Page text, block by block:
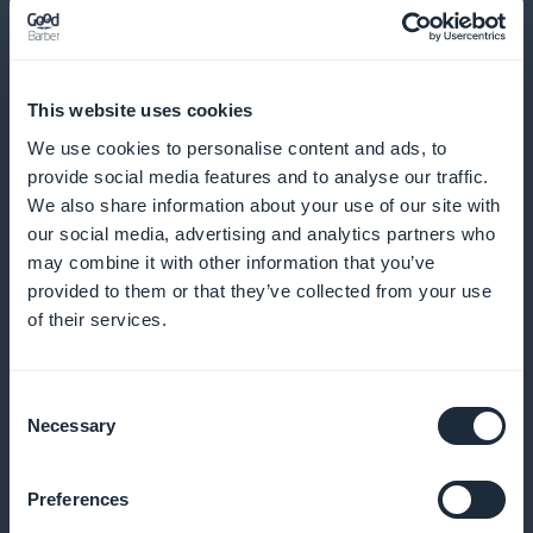
This website uses cookies
We use cookies to personalise content and ads, to
provide social media features and to analyse our traffic.
We also share information about your use of our site with
our social media, advertising and analytics partners who
may combine it with other information that you’ve
provided to them or that they’ve collected from your use
of their services.
Selection
Necessary
Preferences
Informe seus clientes assim que um novo
Oferecer códigos de desconto
personalizados
Oferecer promoções em determinadas linhas de
produtos para aumentar as vendas
Extensão de marca branca
Personalize totalmente seu aplicativo e reforce a
identidade de sua marca